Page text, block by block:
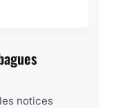
notices